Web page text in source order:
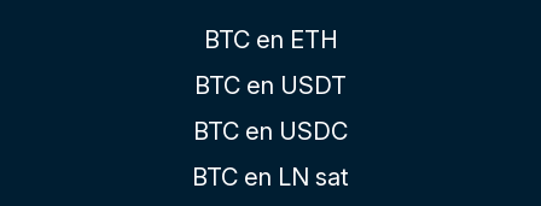
BTC en ETH
BTC en USDT
BTC en USDC
BTC en LN sat